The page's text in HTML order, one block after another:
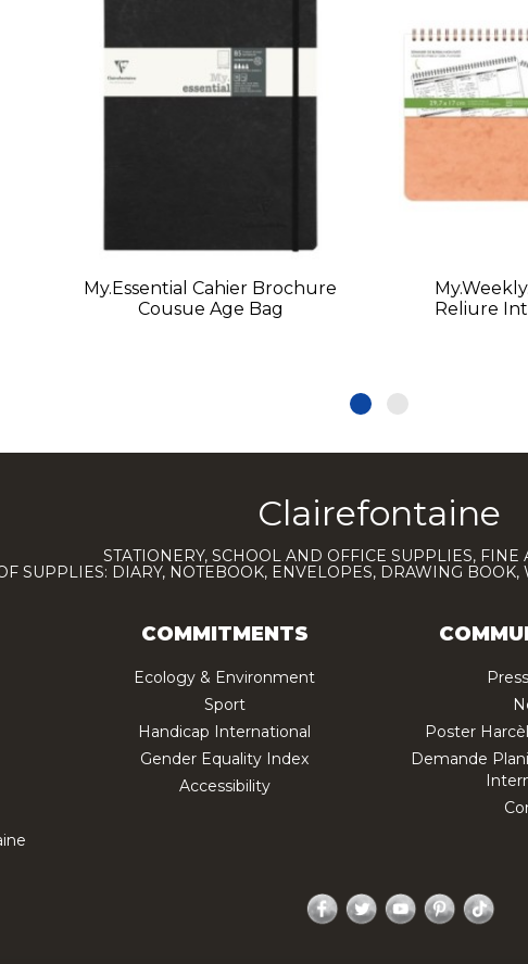
My.Essential Cahier Brochure
Cousue Age Bag
Reliure
Clairefontaine
STATIONERY, SCHOOL AND OFFICE SUPPLIES, FINE
SUPPLIES: DIARY, NOTEBOOK, ENVELOPES, DRAWING
COMMITMENTS
Ecology & Environment
Sport
Handicap International
Gender Equality Index
Accessibility
Poster
Demande
Facebook
TwitterYouTubePinterest